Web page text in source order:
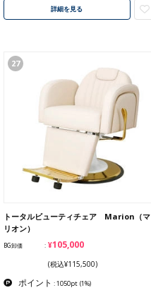
詳細を見る
27
トータルビューティチェア Marion（マ
リオン）
BG卸価 ¥105,000
(税込¥115,500)
ポイント : 1050pt (1%)